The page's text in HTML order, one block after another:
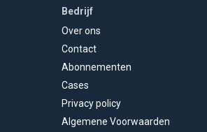
Bedrijf
Over ons
Contact
Abonnementen
Cases
Privacy policy
Algemene Voorwaarden